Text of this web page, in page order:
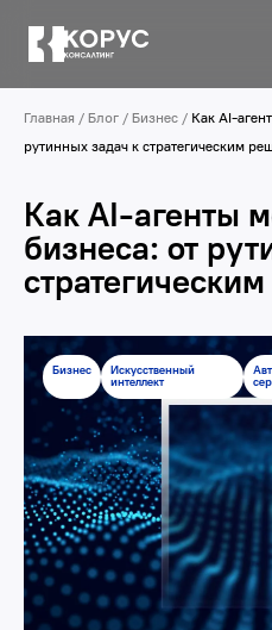
Главная / Блог / Бизнес / Как AI-
рутинных задач к стратегическим
Как AI-агенты
бизнеса: от
Бизнес Искусственный
интеллект